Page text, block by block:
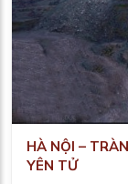
HÀ NỘI –
YÊN TỬ